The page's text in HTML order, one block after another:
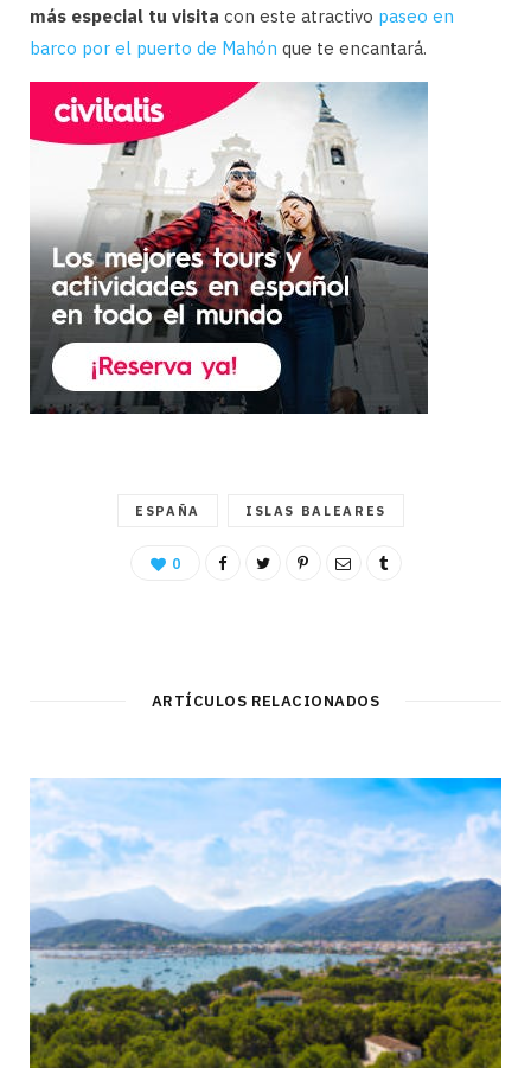
más especial tu visita con este atractivo paseo en
barco por el puerto de Mahón que te encantará.
ESPAÑA ISLAS BALEARES
0
ARTÍCULOS RELACIONADOS